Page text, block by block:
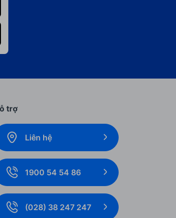
trợ
Liên hệ
1900 54 54 86
(028) 38 247 247